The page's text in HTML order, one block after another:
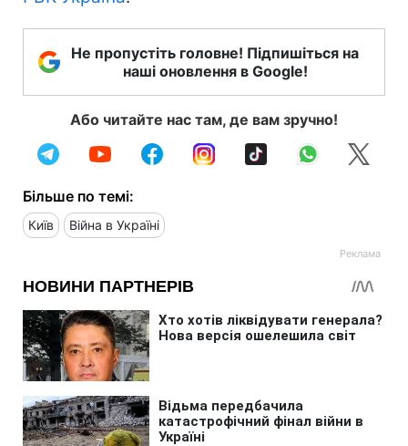
Не пропустіть головне! Підпишіться на
наші оновлення в Google!
Або читайте нас там, де вам зручно!
Більше по темі:
Київ Війна в Україні